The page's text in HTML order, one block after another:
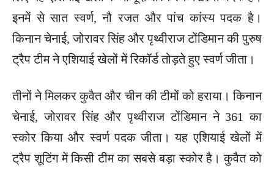
इनमें से सात स्वर्ण, नौ रजत और पांच कांस्य पदक है।
किनान चेनाई, जोरावर सिंह और पृथ्वीराज टोंडिमान की पुरुष
ट्रैप टीम ने एशियाई खेलों में रिकॉर्ड तोड़ते हुए स्वर्ण जीता।
तीनों ने मिलकर कुवैत और चीन की टीमों को हराया। किनान
चेनाई, जोरावर सिंह और पृथ्वीराज टोंडिमान ने 361 का
स्कोर किया और स्वर्ण पदक जीता। यह एशियाई खेलों में
ट्रैप शूटिंग में किसी टीम का सबसे बड़ा स्कोर है। कुवैत को